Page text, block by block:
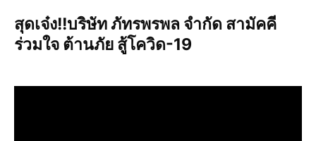
สุดเจ๋ง!!บริษัท ภัทรพรพล จำกัด สามัคคี
ร่วมใจ ต้านภัย สู้โควิด-19